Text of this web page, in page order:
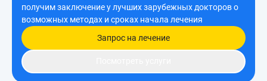
получим заключение у лучших зарубежных докторов о
возможных методах и сроках начала лечения
Запрос на лечение